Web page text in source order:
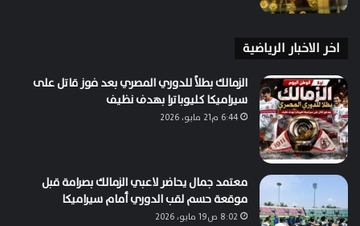
اخر الاخبار الرياضية
الزمالك بطلاً للدوري المصري بعد فوز قاتل على
سيراميكا كليوباترا بهدف نظيف
6:44 م21 مايو، 2026
معتمد جمال يحاضر لاعبي الزمالك بصرامة قبل
موقعة حسم لقب الدوري أمام سيراميكا
8:02 ص19 مايو، 2026